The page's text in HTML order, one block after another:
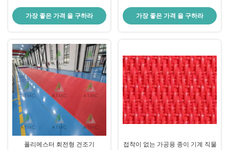
시리즈
가장 좋은 가격 을 구하라
가장 좋은 가격 을 구하라
폴리에스터 회전형 건조기 접착이 없는 가공용 종이 기계 직물